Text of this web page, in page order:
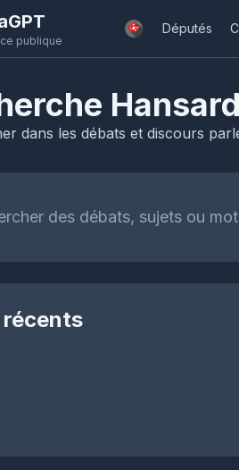
publique
Députés
Hansard
dans les débats et discours